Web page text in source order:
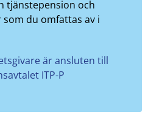
tjänstepension och
du omfattas av i
är ansluten till
ITP-P